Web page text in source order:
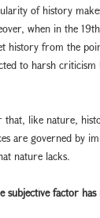
of history
when in the
history from the
to harsh
that, like nature,
are governed by
nature lacks.
subjective factor